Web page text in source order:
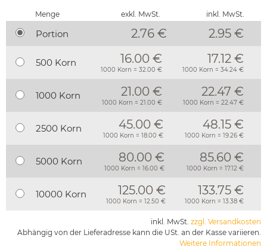
Menge exkl. MwSt. inkl. MwSt.
Portion 2.76 € 2.95 €
500 Korn 16.00 €
1000 Korn = 32.00 €
17.12 €
1000 Korn = 34.24 €
1000 Korn 21.00 €
1000 Korn = 21.00 €
22.47 €
1000 Korn = 22.47 €
2500 Korn 45.00 €
1000 Korn = 18.00 €
48.15 €
1000 Korn = 19.26 €
5000 Korn 80.00 €
1000 Korn = 16.00 €
85.60 €
1000 Korn = 17.12 €
10000 Korn 125.00 €
1000 Korn = 12.50 €
133.75 €
1000 Korn = 13.38 €
inkl. MwSt. zzgl. Versandkosten
Abhängig von der Lieferadresse kann die USt. an der Kasse variieren.
Weitere Informationen